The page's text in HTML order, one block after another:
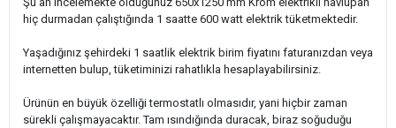
hiç durmadan çalıştığında 1 saatte 600 watt elektrik tüketmektedir.
Yaşadığınız şehirdeki 1 saatlik elektrik birim fiyatını faturanızdan veya
internetten bulup, tüketiminizi rahatlıkla hesaplayabilirsiniz.
Ürünün en büyük özelliği termostatlı olmasıdır, yani hiçbir zaman
sürekli çalışmayacaktır. Tam ısındığında duracak, biraz soğuduğu